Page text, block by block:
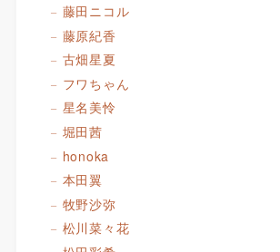
藤田ニコル
藤原紀香
古畑星夏
フワちゃん
星名美怜
堀田茜
honoka
本田翼
牧野沙弥
松川菜々花